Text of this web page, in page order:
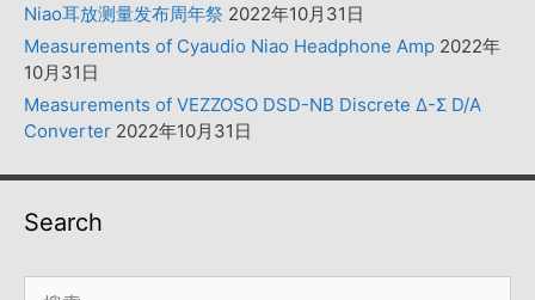
Niao耳放测量发布周年祭 2022年10月31日
Measurements of Cyaudio Niao Headphone Amp 2022年
10月31日
Measurements of VEZZOSO DSD-NB Discrete Δ-Σ D/A
Converter 2022年10月31日
Search